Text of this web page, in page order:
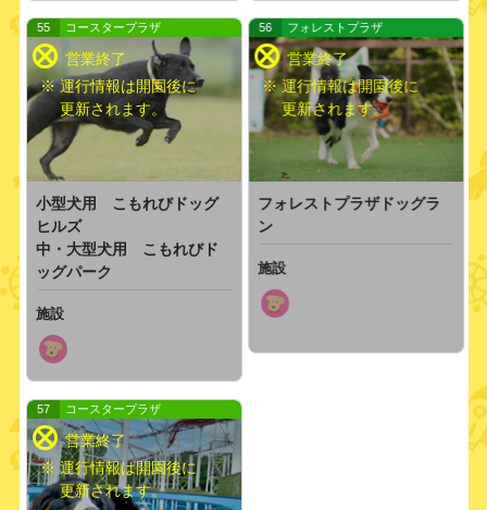
55 コースタープラザ
※ 運行情報は開園後に
更新されます。
小型犬用 こもれびドッグ
ヒルズ
中・大型犬用 こもれびド
ッグパーク
施設
56 フォレストプラザ
※ 運行情報は開園後に
更新されます。
フォレストプラザドッグラ
ン
施設
57 コースタープラザ
※ 運行情報は開園後に
更新されます。